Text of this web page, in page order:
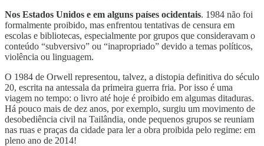
Nos Estados Unidos e em alguns países ocidentais. 1984 não foi
formalmente proibido, mas enfrentou tentativas de censura em
escolas e bibliotecas, especialmente por grupos que consideravam o
conteúdo “subversivo” ou “inapropriado” devido a temas políticos,
violência ou linguagem.
O 1984 de Orwell representou, talvez, a distopia definitiva do século
20, escrita na antessala da primeira guerra fria. Por isso é uma
viagem no tempo: o livro até hoje é proibido em algumas ditaduras.
Há pouco mais de dez anos, por exemplo, surgiu um movimento de
desobediência civil na Tailândia, onde pequenos grupos se reuniam
nas ruas e praças da cidade para ler a obra proibida pelo regime: em
pleno ano de 2014!